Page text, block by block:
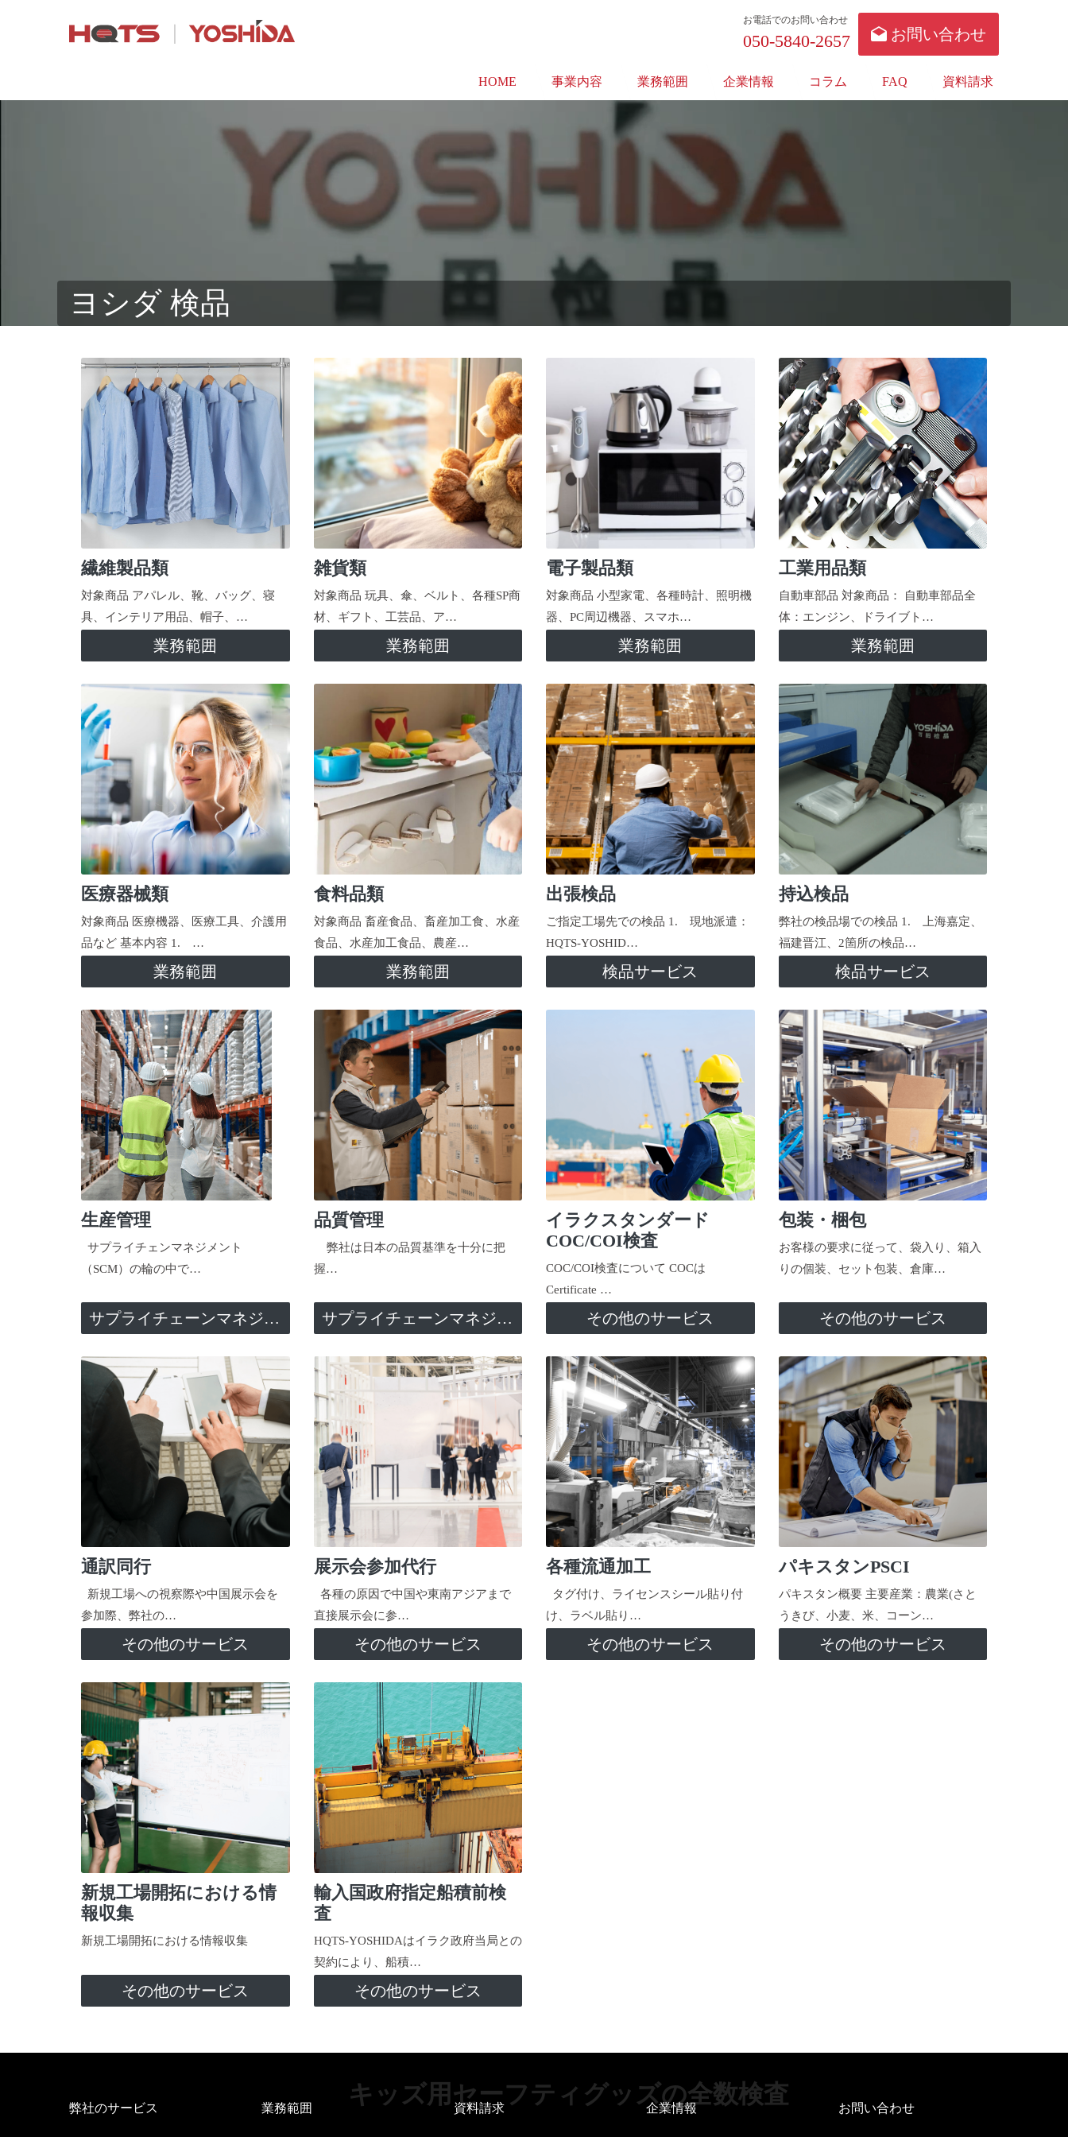
お電話でのお問い合わせ
050-5840-2657 お問い合わせ
HOME 事業内容 業務範囲 企業情報 コラム FAQ 資料請求
ヨシダ 検品
繊維製品類
対象商品 アパレル、靴、バッグ、寝
具、インテリア用品、帽子、…
業務範囲
雑貨類
対象商品 玩具、傘、ベルト、各種SP商
材、ギフト、工芸品、ア…
業務範囲
電子製品類
対象商品 小型家電、各種時計、照明機
器、PC周辺機器、スマホ…
業務範囲
工業用品類
自動車部品 対象商品： 自動車部品全
体：エンジン、ドライブト…
業務範囲
医療器械類
対象商品 医療機器、医療工具、介護用
品など 基本内容 1. …
業務範囲
食料品類
対象商品 畜産食品、畜産加工食、水産
食品、水産加工食品、農産…
業務範囲
出張検品
ご指定工場先での検品 1. 現地派遣：
HQTS-YOSHID…
検品サービス
持込検品
弊社の検品場での検品 1. 上海嘉定、
福建晋江、2箇所の検品…
検品サービス
生産管理
サプライチェンマネジメント
（SCM）の輪の中で…
サプライチェーンマネジメント
品質管理
弊社は日本の品質基準を十分に把
握…
サプライチェーンマネジメント
イラクスタンダード
COC/COI検査
COC/COI検査について COCは
Certificate …
その他のサービス
包装・梱包
お客様の要求に従って、袋入り、箱入
りの個装、セット包装、倉庫…
その他のサービス
通訳同行
新規工場への視察際や中国展示会を
参加際、弊社の…
その他のサービス
展示会参加代行
各種の原因で中国や東南アジアまで
直接展示会に参…
その他のサービス
各種流通加工
タグ付け、ライセンスシール貼り付
け、ラベル貼り…
その他のサービス
パキスタンPSCI
パキスタン概要 主要産業：農業(さと
うきび、小麦、米、コーン…
その他のサービス
新規工場開拓における情
報収集
新規工場開拓における情報収集
その他のサービス
輸入国政府指定船積前検
査
HQTS-YOSHIDAはイラク政府当局との
契約により、船積…
その他のサービス
キッズ用セーフティグッズの全数検査
弊社のサービス 業務範囲 資料請求 企業情報 お問い合わせ